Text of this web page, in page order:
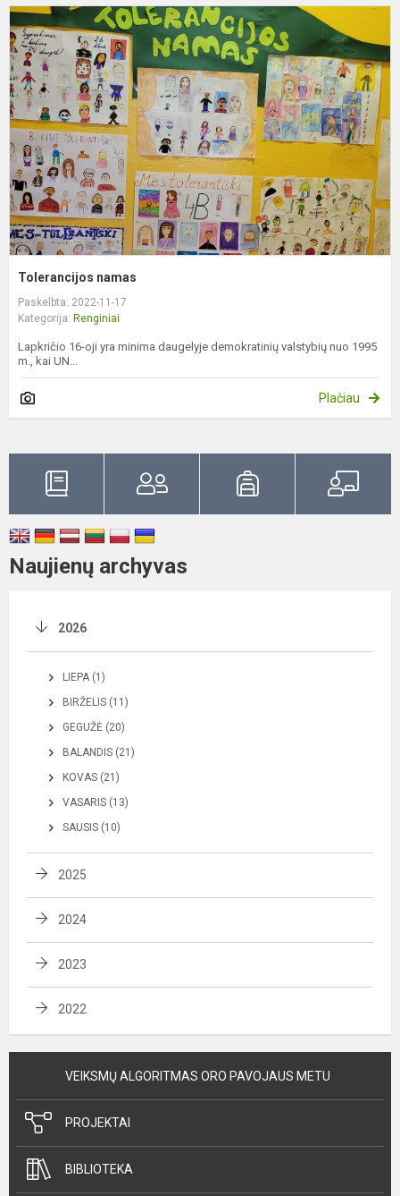
Tolerancijos namas
Paskelbta: 2022-11-17
Kategorija: Renginiai
Lapkričio 16-oji yra minima daugelyje demokratinių valstybių nuo 1995
m., kai UN...
Plačiau
Naujienų archyvas
2026
LIEPA (1)
BIRŽELIS (11)
GEGUŽĖ (20)
BALANDIS (21)
KOVAS (21)
VASARIS (13)
SAUSIS (10)
2025
2024
2023
2022
VEIKSMŲ ALGORITMAS ORO PAVOJAUS METU
PROJEKTAI
BIBLIOTEKA